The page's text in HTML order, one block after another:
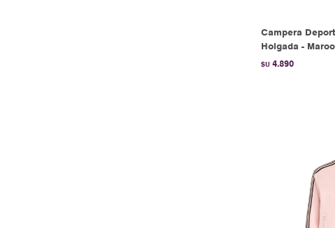
Campera
Holgada -
$U 4.890